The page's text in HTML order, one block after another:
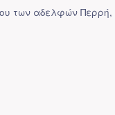
των αδελφών Περρή,